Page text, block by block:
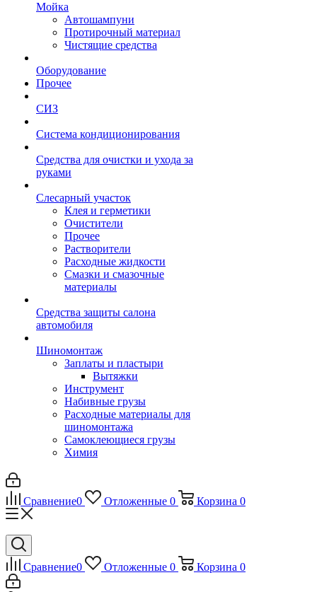
Мойка
Автошампуни
Протирочный материал
Чистящие средства
Оборудование
Прочее
СИЗ
Система кондиционирования
Средства для очистки и ухода за
руками
Слесарный участок
Клея и герметики
Очистители
Прочее
Растворители
Расходные жидкости
Смазки и смазочные
материалы
Средства защиты салона
автомобиля
Шиномонтаж
Заплаты и пластыри
Вытяжки
Инструмент
Набивные грузы
Расходные материалы для
шиномонтажа
Самоклеющиеся грузы
Химия
Сравнение0 Отложенные 0 Корзина 0
Сравнение0 Отложенные 0 Корзина 0